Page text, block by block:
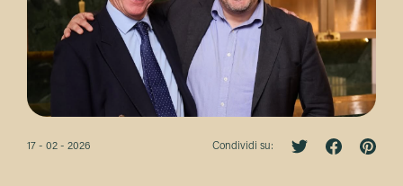
17 - 02 - 2026 Condividi su: